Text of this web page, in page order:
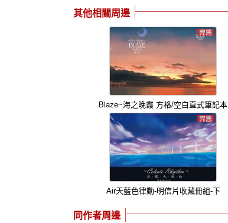
其他相關周邊
Blaze~海之晚霞 方格/空白直式筆記本
Air天藍色律動-明信片收藏冊組-下
同作者周邊